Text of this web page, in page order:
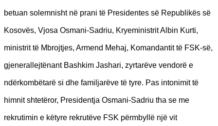
betuan solemnisht në prani të Presidentes së Republikës së
Kosovës, Vjosa Osmani-Sadriu, Kryeministrit Albin Kurti,
ministrit të Mbrojtjes, Armend Mehaj, Komandantit të FSK-së,
gjenerallejtënant Bashkim Jashari, zyrtarëve vendorë e
ndërkombëtarë si dhe familjarëve të tyre. Pas intonimit të
himnit shtetëror, Presidentja Osmani-Sadriu tha se me
rekrutimin e këtyre rekrutëve FSK përmbyllë një vit